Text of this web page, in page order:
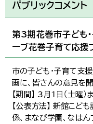
パブリックコメント
第3期花巻市子ども・
ーブ花巻子育て応援
市の子ども・子育て支
画に、皆さんの意見を
【期間】 3月1日（土曜）
【公表方法】 新館こど
係、まなび学園、なはん